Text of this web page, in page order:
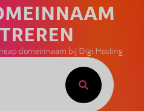
domeinnaam bij Digi Hosting